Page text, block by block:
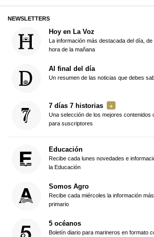
NEWSLETTERS
Hoy en La Voz
La información más destacada del día,
hora de la mañana
Al final del día
Un resumen de las noticias que debes
7 días 7 historias
Una selección de los mejores contenidos
para suscriptores
Educación
Recibe cada lunes novedades e
la Educación
Somos Agro
Recibe cada miércoles la información
primario
5 océanos
Boletín diario para marineros en formato